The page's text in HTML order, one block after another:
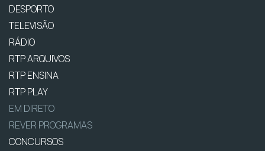
DESPORTO
TELEVISÃO
RÁDIO
RTP ARQUIVOS
RTP ENSINA
RTP PLAY
EM DIRETO
REVER PROGRAMAS
CONCURSOS